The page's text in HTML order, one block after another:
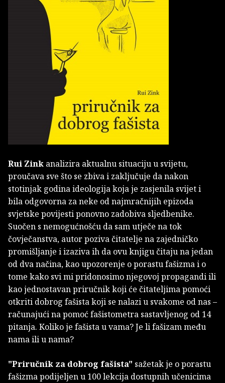
Rui Zink analizira aktualnu situaciju u svijetu,
proučava sve što se zbiva i zaključuje da nakon
stotinjak godina ideologija koja je zasjenila svijet i
bila odgovorna za neke od najmračnijih epizoda
svjetske povijesti ponovno zadobiva sljedbenike.
Suočen s nemogućnošću da sam utječe na tok
čovječanstva, autor poziva čitatelje na zajedničko
promišljanje i izaziva ih da ovu knjigu čitaju na jedan
od dva načina, kao upozorenje o porastu fašizma i o
tome kako svi mi pridonosimo njegovoj propagandi ili
kao jednostavan priručnik koji će čitateljima pomoći
otkriti dobrog fašista koji se nalazi u svakome od nas –
računajući na pomoć fašistometra sastavljenog od 14
pitanja. Koliko je fašista u vama? Je li fašizam među
nama ili u nama?
"Priručnik za dobrog fašista" sažetak je o porastu
fašizma podijeljen u 100 lekcija dostupnih učenicima